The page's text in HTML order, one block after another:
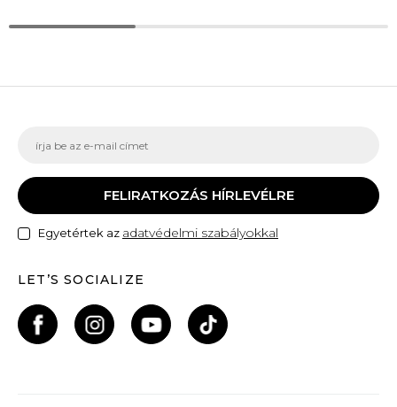
FELIRATKOZÁS HÍRLEVÉLRE
Egyetértek az adatvédelmi szabályokkal
LET’S SOCIALIZE